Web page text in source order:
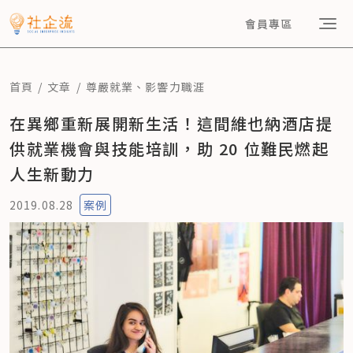
會員專區
首頁 文章 尊嚴就業 、 影響力職涯
在異鄉重新展開新生活！這間維也納酒店提
供就業機會與技能培訓，助 20 位難民燃起
人生新動力
2019.08.28 案例